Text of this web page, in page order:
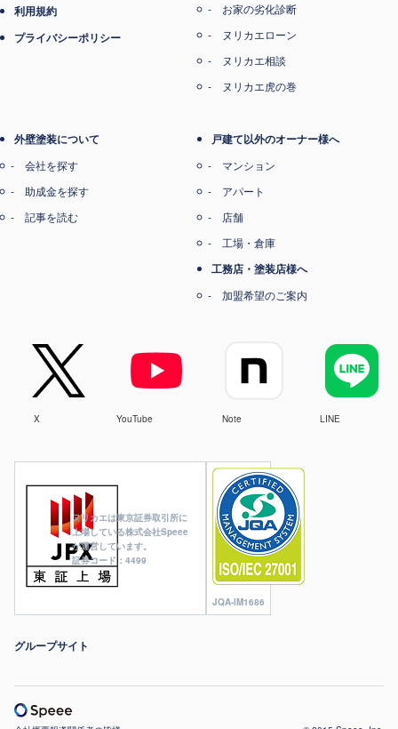
ヌリカエは東京証券取引所に
上場している株式会社Speee
が運営しています。
証券コード：4499
JQA-IM1686
利用規約
プライバシーポリシー
お家の劣化診断
ヌリカエローン
ヌリカエ相談
ヌリカエ虎の巻
外壁塗装について
会社を探す
助成金を探す
記事を読む
戸建て以外のオーナー様へ
マンション
アパート
店舗
工場・倉庫
工務店・塗装店様へ
加盟希望のご案内
X YouTube Note LINE
グループサイト